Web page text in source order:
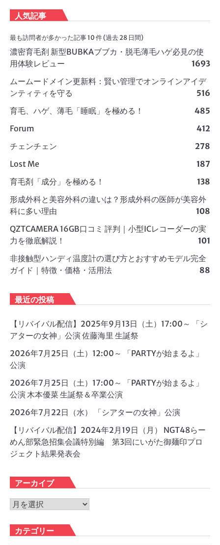
人気記事
最も訪問者が多かった記事 10 件 (過去 28 日間)
濃密育毛剤 新型BUBKAブブカ・脱毛薄毛ハゲ必見の使
用体験レビュー
1693
ムームードメイン更新料：賢い管理でオンラインアイデ
ンティティを守る
516
育毛、ハゲ、薄毛「睡眠」を極める！
485
Forum
412
チェンチェン
278
Lost Me
187
育毛剤「成分」を極める！
138
形成外科と美容外科の違いは？形成外科の医師が美容外
科に多い理由
108
QZTCAMERA 16GB口コミ 評判｜小型ICレコーダーの実
力を徹底解説！
101
非接触型ハンディ温度計の選び方とおすすめモデル完全
ガイド｜特徴・価格・活用法
88
最近の投稿
【リバイバル配信】2025年9月13日（土）17:00～ 「シ
アターの女神」公演 佐藤海里 生誕祭
2026年7月25日（土）12:00～ 「PARTYが始まるよ」
公演
2026年7月25日（土）17:00～ 「PARTYが始まるよ」
公演 木本優菜 生誕祭＆卒業公演
2026年7月22日（水） 「シアターの女神」公演
【リバイバル配信】2024年2月19日（月） NGT48らー
めん部緊急招集会議特別編 第3回にいがた御麺印プロ
ジェクト結果発表会
アーカイブ
ア
カ
イ
カテゴリー